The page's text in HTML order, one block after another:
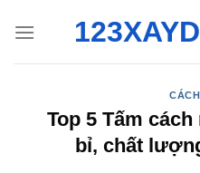
qua
Top 5 Tấm
bỉ, chất